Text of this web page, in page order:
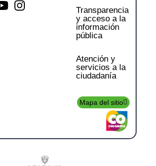
Transparencia
y acceso a la
información
pública
Atención y
servicios a la
ciudadanía
Mapa del sitio